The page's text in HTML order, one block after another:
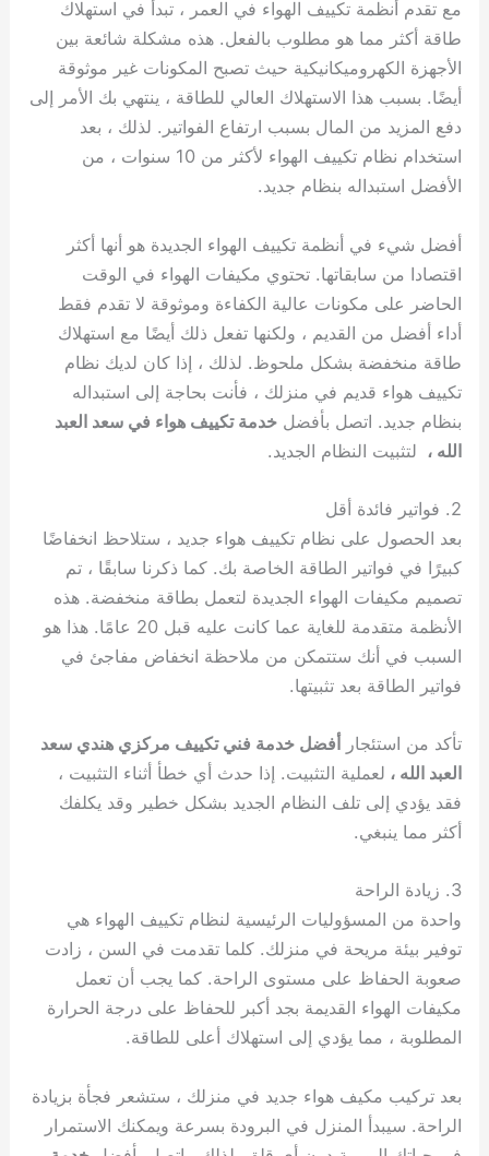
مع تقدم أنظمة تكييف الهواء في العمر ، تبدأ في استهلاك
طاقة أكثر مما هو مطلوب بالفعل. هذه مشكلة شائعة بين
الأجهزة الكهروميكانيكية حيث تصبح المكونات غير موثوقة
أيضًا. بسبب هذا الاستهلاك العالي للطاقة ، ينتهي بك الأمر إلى
دفع المزيد من المال بسبب ارتفاع الفواتير. لذلك ، بعد
استخدام نظام تكييف الهواء لأكثر من 10 سنوات ، من
الأفضل استبداله بنظام جديد.
أفضل شيء في أنظمة تكييف الهواء الجديدة هو أنها أكثر
اقتصادا من سابقاتها. تحتوي مكيفات الهواء في الوقت
الحاضر على مكونات عالية الكفاءة وموثوقة لا تقدم فقط
أداء أفضل من القديم ، ولكنها تفعل ذلك أيضًا مع استهلاك
طاقة منخفضة بشكل ملحوظ. لذلك ، إذا كان لديك نظام
تكييف هواء قديم في منزلك ، فأنت بحاجة إلى استبداله
بنظام جديد. اتصل بأفضلخدمة تكييف هواء في سعد العبد
الله ، لتثبيت النظام الجديد.
2. فواتير فائدة أقل
بعد الحصول على نظام تكييف هواء جديد ، ستلاحظ انخفاضًا
كبيرًا في فواتير الطاقة الخاصة بك. كما ذكرنا سابقًا ، تم
تصميم مكيفات الهواء الجديدة لتعمل بطاقة منخفضة. هذه
الأنظمة متقدمة للغاية عما كانت عليه قبل 20 عامًا. هذا هو
السبب في أنك ستتمكن من ملاحظة انخفاض مفاجئ في
فواتير الطاقة بعد تثبيتها.
تأكد من استئجار أفضل خدمة فني تكييف مركزي هندي سعد
العبد الله ، لعملية التثبيت. إذا حدث أي خطأ أثناء التثبيت ،
فقد يؤدي إلى تلف النظام الجديد بشكل خطير وقد يكلفك
أكثر مما ينبغي.
3. زيادة الراحة
واحدة من المسؤوليات الرئيسية لنظام تكييف الهواء هي
توفير بيئة مريحة في منزلك. كلما تقدمت في السن ، زادت
صعوبة الحفاظ على مستوى الراحة. كما يجب أن تعمل
مكيفات الهواء القديمة بجد أكبر للحفاظ على درجة الحرارة
المطلوبة ، مما يؤدي إلى استهلاك أعلى للطاقة.
بعد تركيب مكيف هواء جديد في منزلك ، ستشعر فجأة بزيادة
الراحة. سيبدأ المنزل في البرودة بسرعة ويمكنك الاستمرار